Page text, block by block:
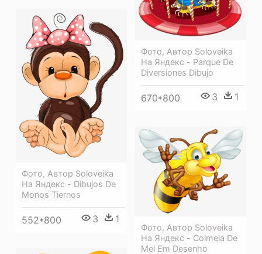
Фото, Автор Soloveika
На Яндекс - Parque De
Diversiones Dibujo
670*800 3 1
Фото, Автор Soloveika
На Яндекс - Dibujos De
Monos Tiernos
552*800 3 1
Фото, Автор Soloveika
На Яндекс - Colmeia De
Mel Em Desenho